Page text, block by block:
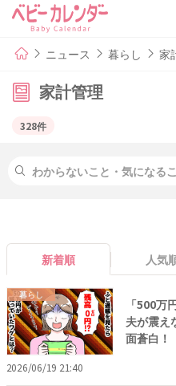
ニュース 暮らし 家
家計管理
328件
新着順 人気
暮らし
「500万
夫が震え
面蒼白！
2026/06/19 21:40